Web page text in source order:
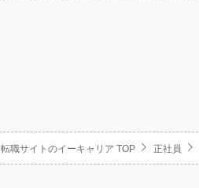
転職サイトのイーキャリア TOP 正社員